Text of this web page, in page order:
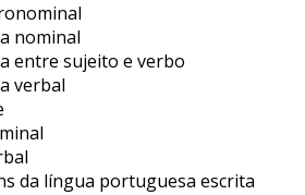
nominal
entre sujeito e verbo
verbal
da língua portuguesa escrita